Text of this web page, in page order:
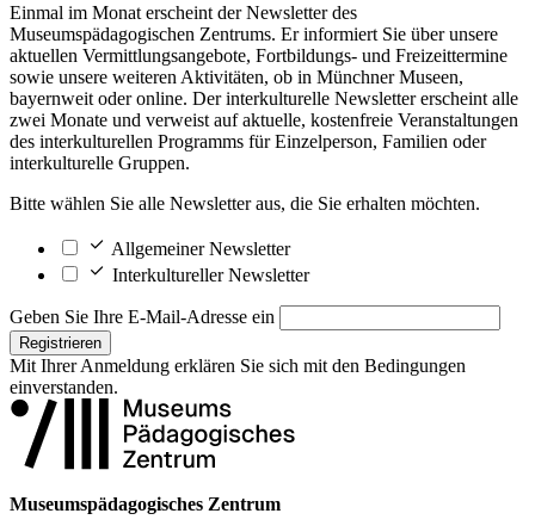
Einmal im Monat erscheint der Newsletter des
Museumspädagogischen Zentrums. Er informiert Sie über unsere
aktuellen Vermittlungsangebote, Fortbildungs- und Freizeittermine
sowie unsere weiteren Aktivitäten, ob in Münchner Museen,
bayernweit oder online. Der interkulturelle Newsletter erscheint alle
zwei Monate und verweist auf aktuelle, kostenfreie Veranstaltungen
des interkulturellen Programms für Einzelperson, Familien oder
interkulturelle Gruppen.
Bitte wählen Sie alle Newsletter aus, die Sie erhalten möchten.
Allgemeiner Newsletter
Interkultureller Newsletter
Geben Sie Ihre E-Mail-Adresse ein
Registrieren
Mit Ihrer Anmeldung erklären Sie sich mit den Bedingungen
einverstanden.
Museumspädagogisches Zentrum